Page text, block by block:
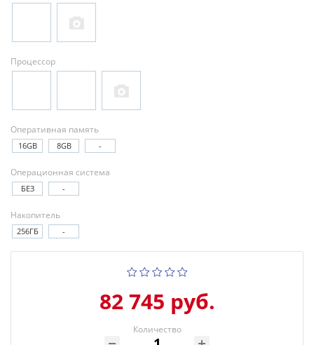
Процессор
Оперативная память
16GB 8GB -
Операционная система
БЕЗ -
Накопитель
256ГБ -
82 745 руб.
Количество